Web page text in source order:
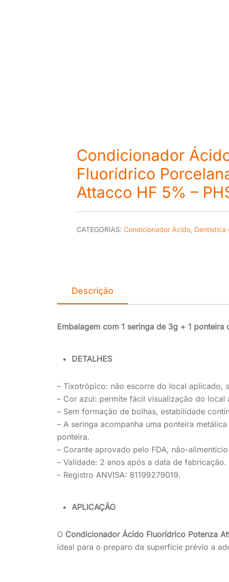
Condicionador
Fluorídrico
Attacco HF 5% –
CATEGORIAS: Condicionador Ácido Dentística
Descrição
Embalagem com 1 seringa de 3g + 1 ponteira
DETALHES
– Tixotrópico: não escorre do local aplicado,
– Cor azul: permite fácil visualização do
– Sem formação de bolhas, estabilidade
– A seringa acompanha uma ponteira
ponteira.
– Corante aprovado pelo FDA, não-
– Validade: 2 anos após a data de fabricação.
– Registro ANVISA: 81199279019.
APLICAÇÃO
O Condicionador Ácido Fluorídrico Potenza
ideal para o preparo da superfície prévio a